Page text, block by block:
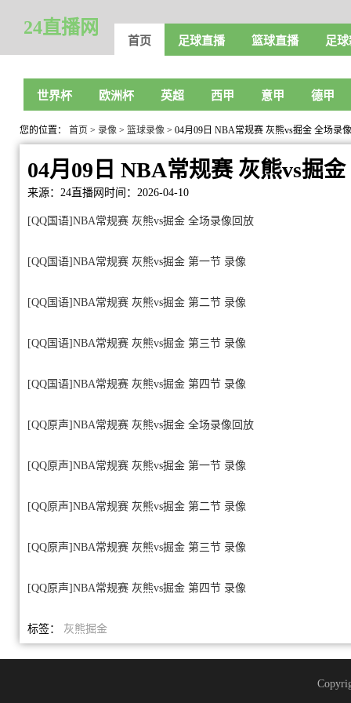
24直播网
首页 足球直播 篮球直播 足
世界杯 欧洲杯 英超 西甲 意甲 德甲
您的位置： 首页 > 录像 > 篮球录像 > 04月09日 NBA常规赛 灰熊vs掘金 全场录
04月09日 NBA常规赛 灰熊vs掘
来源：24直播网 时间：2026-04-10
[QQ国语]NBA常规赛 灰熊vs掘金 全场录像回放
[QQ国语]NBA常规赛 灰熊vs掘金 第一节 录像
[QQ国语]NBA常规赛 灰熊vs掘金 第二节 录像
[QQ国语]NBA常规赛 灰熊vs掘金 第三节 录像
[QQ国语]NBA常规赛 灰熊vs掘金 第四节 录像
[QQ原声]NBA常规赛 灰熊vs掘金 全场录像回放
[QQ原声]NBA常规赛 灰熊vs掘金 第一节 录像
[QQ原声]NBA常规赛 灰熊vs掘金 第二节 录像
[QQ原声]NBA常规赛 灰熊vs掘金 第三节 录像
[QQ原声]NBA常规赛 灰熊vs掘金 第四节 录像
标签： 灰熊掘金